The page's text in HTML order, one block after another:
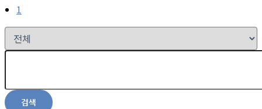
1
검색